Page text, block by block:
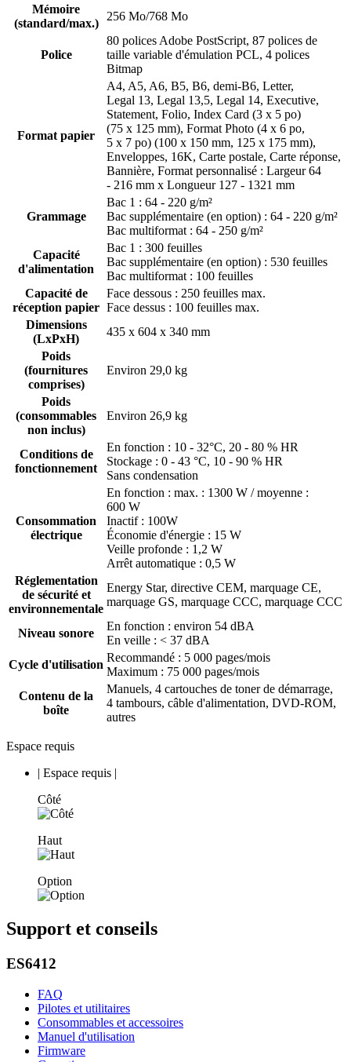
Mémoire
(standard/max.)
256 Mo/768 Mo
Police
80 polices Adobe PostScript, 87 polices de
taille variable d'émulation PCL, 4 polices
Bitmap
Format papier
A4, A5, A6, B5, B6, demi-B6, Letter,
Legal 13, Legal 13,5, Legal 14, Executive,
Statement, Folio, Index Card (3 x 5 po)
(75 x 125 mm), Format Photo (4 x 6 po,
5 x 7 po) (100 x 150 mm, 125 x 175 mm),
Enveloppes, 16K, Carte postale, Carte réponse,
Bannière, Format personnalisé : Largeur 64
- 216 mm x Longueur 127 - 1321 mm
Grammage
Bac 1 : 64 - 220 g/m²
Bac supplémentaire (en option) : 64 - 220 g/m²
Bac multiformat : 64 - 250 g/m²
Capacité
d'alimentation
Bac 1 : 300 feuilles
Bac supplémentaire (en option) : 530 feuilles
Bac multiformat : 100 feuilles
Capacité de
réception papier
Face dessous : 250 feuilles max.
Face dessus : 100 feuilles max.
Dimensions
(LxPxH)
435 x 604 x 340 mm
Poids
(fournitures
comprises)
Environ 29,0 kg
Poids
(consommables
non inclus)
Environ 26,9 kg
Conditions de
fonctionnement
En fonction : 10 - 32°C, 20 - 80 % HR
Stockage : 0 - 43 °C, 10 - 90 % HR
Sans condensation
Consommation
électrique
En fonction : max. : 1300 W / moyenne :
600 W
Inactif : 100W
Économie d'énergie : 15 W
Veille profonde : 1,2 W
Arrêt automatique : 0,5 W
Réglementation
de sécurité et
environnementale
Energy Star, directive CEM, marquage CE,
marquage GS, marquage CCC, marquage CCC
Niveau sonore
En fonction : environ 54 dBA
En veille : < 37 dBA
Cycle d'utilisation
Recommandé : 5 000 pages/mois
Maximum : 75 000 pages/mois
Contenu de la
boîte
Manuels, 4 cartouches de toner de démarrage,
4 tambours, câble d'alimentation, DVD-ROM,
autres
Espace requis
| Espace requis |
Côté
Haut
Option
Support et conseils
ES6412
FAQ
Pilotes et utilitaires
Consommables et accessoires
Manuel d'utilisation
Firmware